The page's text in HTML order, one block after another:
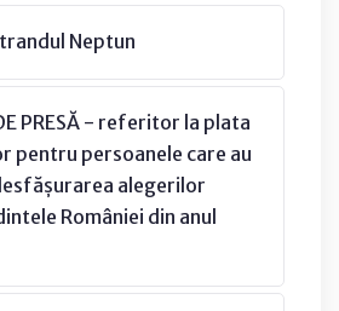
Neptun
PRESĂ - referitor la plata
pentru persoanele care au
alegerilor
României din anul